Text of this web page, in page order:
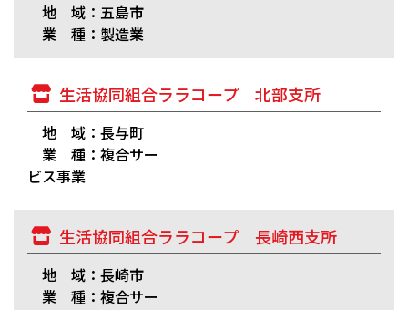
地 域：五島市
業 種：製造業
生活協同組合ララコープ 北部支所
地 域：長与町
業 種：複合サー
ビス事業
生活協同組合ララコープ 長崎西支所
地 域：長崎市
業 種：複合サー